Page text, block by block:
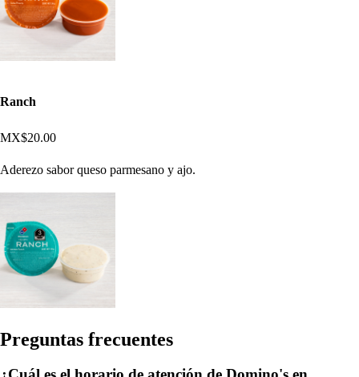
Ranch
MX$20.00
Aderezo sabor queso parmesano y ajo.
Preguntas frecuentes